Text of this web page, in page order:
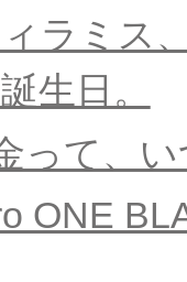
ラミス
生日。
って、
ONE